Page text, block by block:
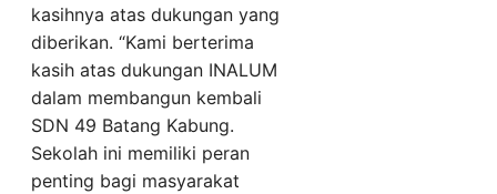
kasihnya atas dukungan yang
diberikan. “Kami berterima
kasih atas dukungan INALUM
dalam membangun kembali
SDN 49 Batang Kabung.
Sekolah ini memiliki peran
penting bagi masyarakat